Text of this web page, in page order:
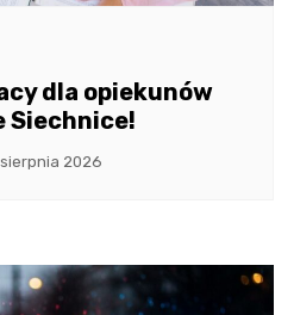
dla opiekunów
Siechnice!
sierpnia 2026